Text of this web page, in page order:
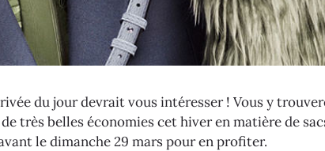
du jour devrait vous intéresser ! Vous y
très belles économies cet hiver en matière de
le dimanche 29 mars pour en profiter.